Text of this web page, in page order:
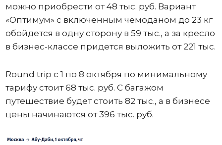
можно приобрести от 48 тыс. руб. Вариант
«Оптимум» с включенным чемоданом до 23 кг
обойдется в одну сторону в 59 тыс., а за кресло
в бизнес-классе придется выложить от 221 тыс.
Round trip с 1 по 8 октября по минимальному
тарифу стоит 68 тыс. руб. С багажом
путешествие будет стоить 82 тыс., а в бизнесе
цены начинаются от 396 тыс. руб.